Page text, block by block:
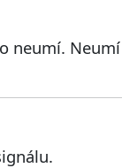
neumí.